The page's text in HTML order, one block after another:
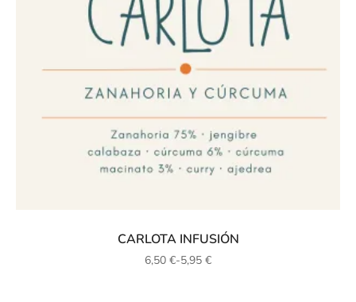
CARLOTA INFUSIÓN
5,95 €
-
6,50 €